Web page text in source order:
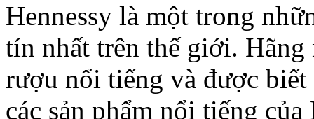
Hennessy là một trong
tín nhất trên thế giới. Hãng
rượu nổi tiếng và được
các sản phẩm nổi tiếng của